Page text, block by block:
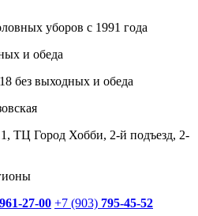
уборов с 1991 года
и обеда
без выходных и обеда
, ТЦ Город Хобби, 2-й подъезд, 2-
961-27-00 +7 (903) 795-45-52